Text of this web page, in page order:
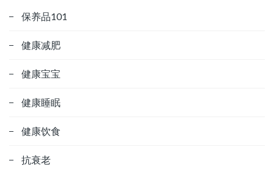
保养品101
健康减肥
健康宝宝
健康睡眠
健康饮食
抗衰老